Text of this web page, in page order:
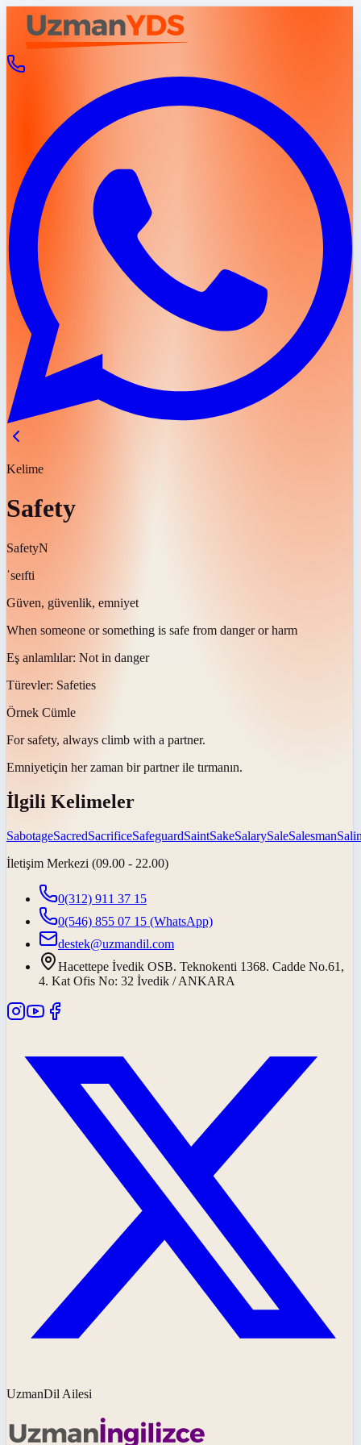
Kelime
Safety
SafetyN
ˈseɪfti
Güven, güvenlik, emniyet
When someone or something is safe from danger or harm
Eş anlamlılar: Not in danger
Türevler: Safeties
Örnek Cümle
For safety, always climb with a partner.
Emniyetiçin her zaman bir partner ile tırmanın.
İlgili Kelimeler
SabotageSacredSacrificeSafeguardSaintSakeSalarySaleSalesman
İletişim Merkezi (09.00 - 22.00)
0(312) 911 37 15
0(546) 855 07 15 (WhatsApp)
destek@uzmandil.com
Hacettepe İvedik OSB. Teknokenti 1368. Cadde No.61,
4. Kat Ofis No: 32 İvedik / ANKARA
UzmanDil Ailesi